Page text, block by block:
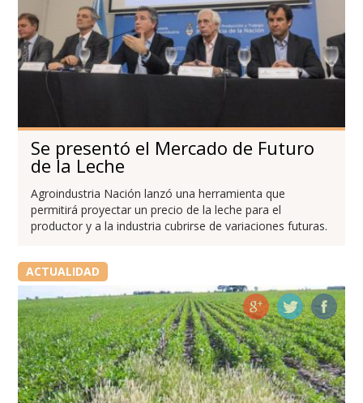
Se presentó el Mercado de Futuro
de la Leche
Agroindustria Nación lanzó una herramienta que
permitirá proyectar un precio de la leche para el
productor y a la industria cubrirse de variaciones futuras.
ACTUALIDAD